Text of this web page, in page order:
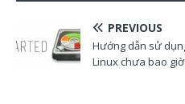
PREVIOUS
Hướng dẫn sử
Linux chưa bao